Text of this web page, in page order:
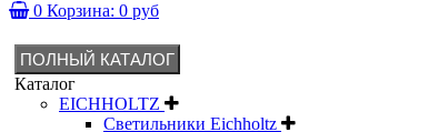
0 Корзина: 0 руб
ПОЛНЫЙ КАТАЛОГ
Каталог
EICHHOLTZ
Светильники Eichholtz